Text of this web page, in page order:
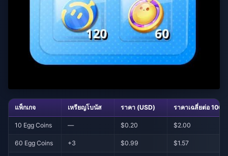
แพ็กเกจ เหรียญโบนัส ราคา (USD) ราคาเฉลี่ยต่อ 100
10 Egg Coins — $0.20 $2.00
60 Egg Coins +3 $0.99 $1.57